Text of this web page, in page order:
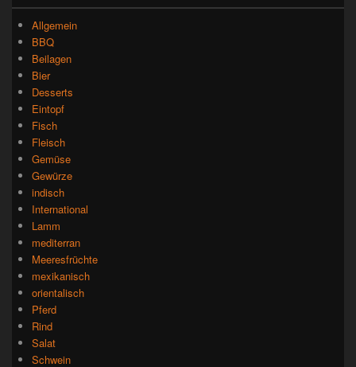
Allgemein
BBQ
Beilagen
Bier
Desserts
Eintopf
Fisch
Fleisch
Gemüse
Gewürze
indisch
International
Lamm
mediterran
Meeresfrüchte
mexikanisch
orientalisch
Pferd
Rind
Salat
Schwein